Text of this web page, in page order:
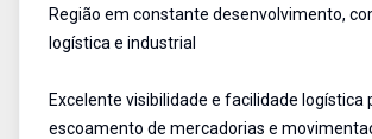
Região em constante desenvolvimento,
logística e industrial
Excelente visibilidade e facilidade logística
escoamento de mercadorias e